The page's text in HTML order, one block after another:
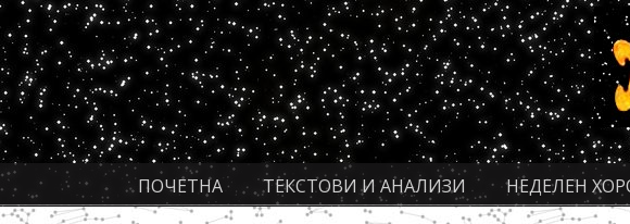
ПОЧЕТНА ТЕКСТОВИ И АНАЛИЗИ НЕДЕЛЕН
Navigation